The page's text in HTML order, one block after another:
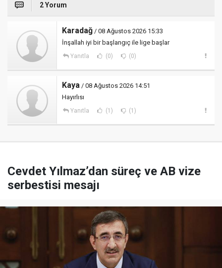
2 Yorum
Karadağ / 08 Ağustos 2026 15:33
İnşallah iyi bir başlangıç ile lige başlar
Yanıtla (0) (0)
Kaya / 08 Ağustos 2026 14:51
Hayırlısı
Yanıtla (1) (1)
Cevdet Yılmaz’dan süreç ve AB vize
serbestisi mesajı